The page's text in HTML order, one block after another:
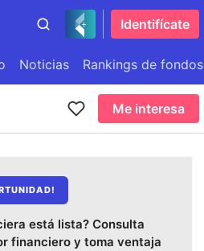
Identifícate
Noticias Rankings de fondos
Me interesa
está lista? Consulta
financiero y toma ventaja